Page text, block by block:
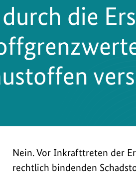
die
Nein. Vor Inkrafttreten der
rechtlich bindenden